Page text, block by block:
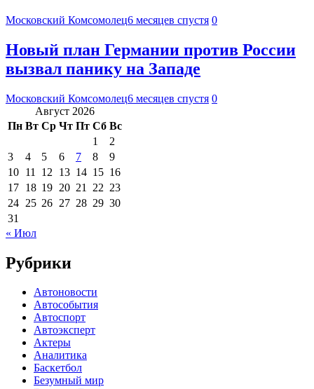
Московский Комсомолец6 месяцев спустя 0
Новый план Германии против России
вызвал панику на Западе
Московский Комсомолец6 месяцев спустя 0
Август 2026
Пн Вт Ср Чт Пт Сб Вс
1
2
3
4 5 6 7 8
9
10 11 12 13 14 15 16
17 18 19 20 21 22 23
24 25 26 27 28 29 30
31
« Июл
Рубрики
Автоновости
Автособытия
Автоспорт
Автоэксперт
Актеры
Аналитика
Баскетбол
Безумный мир